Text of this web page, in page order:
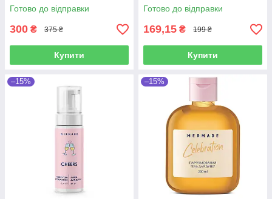
Готово до відправки
300 ₴ 375 ₴
Купити
Готово до відправки
169,15 ₴ 199 ₴
Купити
–15% –15%